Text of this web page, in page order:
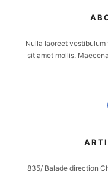
Nulla laoreet
sit amet mollis.
835/ Balade direction